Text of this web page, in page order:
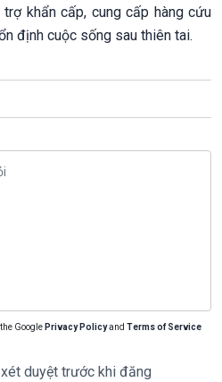
trợ khẩn cấp, cung cấp hàng cứu
định cuộc sống sau thiên tai.
Google Privacy Policyand Terms of Service
duyệt trước khi đăng